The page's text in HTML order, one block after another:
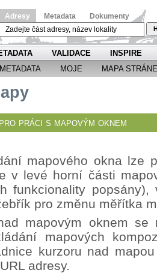
Adresy Metadata Dokumenty
VALIDACE
INSPIRE
METADATA MOJE MAPA
práci s mapovým oknem
mapového okna lze
v levé horní části
funkcionality popsány),
pro změnu měřítka
mapovým oknem se
mapových
kurzoru nad
adresy.